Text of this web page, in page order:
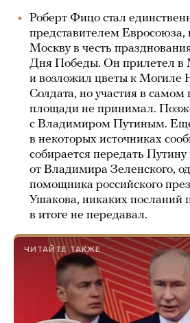
Роберт Фицо стал
представителем
Москву в честь
Дня Победы. Он прилетел в
и возложил цветы к Могиле
Солдата, но участия в
площади не принимал.
с Владимиром Путиным.
в некоторых источниках
собирается передать
от Владимира Зеленского,
помощника российского
Ушакова, никаких посланий
в итоге не передавал.
ЧИТАЙТЕ ТАКЖЕ